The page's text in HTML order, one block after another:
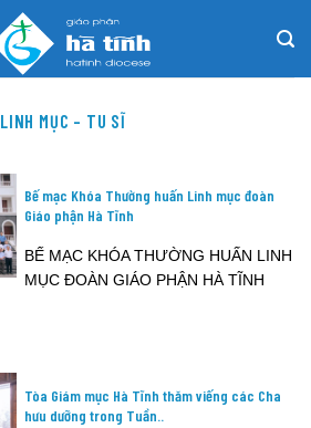
LINH MỤC – TU SĨ
Bế mạc Khóa Thường huấn Linh mục đoàn
Giáo phận Hà Tĩnh
BẾ MẠC KHÓA THƯỜNG HUẤN LINH
MỤC ĐOÀN GIÁO PHẬN HÀ TĨNH
Tòa Giám mục Hà Tĩnh thăm viếng các Cha
hưu dưỡng trong Tuần..